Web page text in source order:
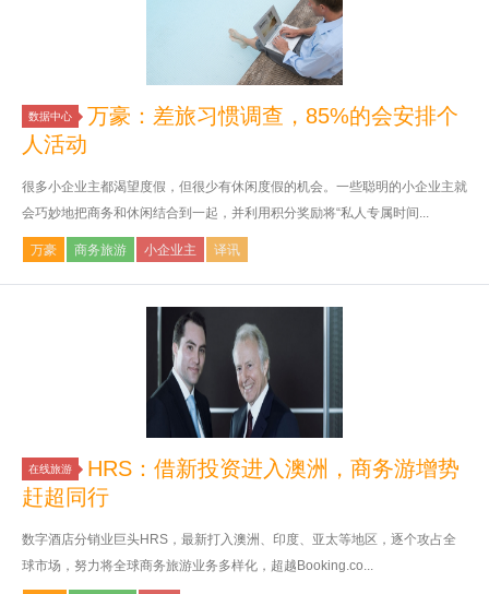
数据中心
万豪：差旅习惯调查，85%的会安排个
人活动
很多小企业主都渴望度假，但很少有休闲度假的机会。一些聪明的小企业主就
会巧妙地把商务和休闲结合到一起，并利用积分奖励将“私人专属时间...
万豪 商务旅游 小企业主 译讯
在线旅游
HRS：借新投资进入澳洲，商务游增势
赶超同行
数字酒店分销业巨头HRS，最新打入澳洲、印度、亚太等地区，逐个攻占全
球市场，努力将全球商务旅游业务多样化，超越Booking.co...